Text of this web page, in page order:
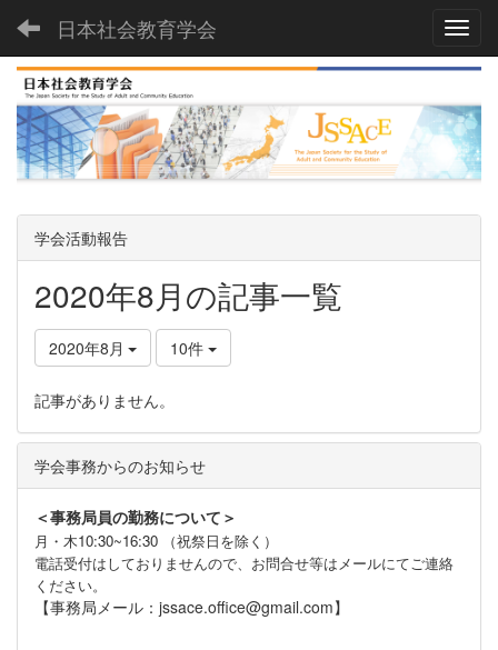
日本社会教育学会
学会活動報告
2020年8月の記事一覧
2020年8月 10件
記事がありません。
学会事務からのお知らせ
＜事務局員の勤務について＞
月・木10:30~16:30 （祝祭日を除く）
電話受付はしておりませんので、お問合せ等はメールにてご連絡
ください。
【事務局メール：jssace.office@gmail.com】